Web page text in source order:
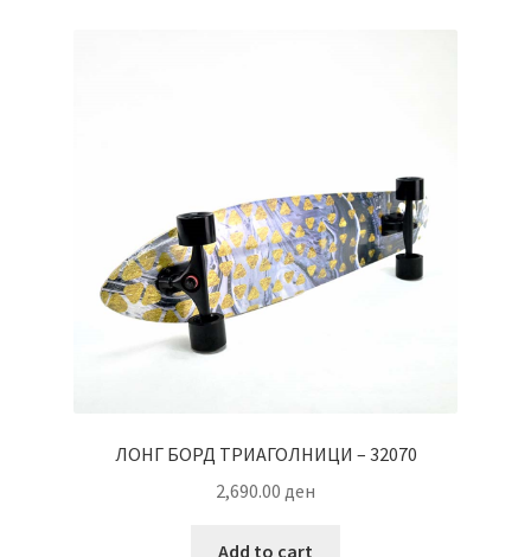
ЛОНГ БОРД ТРИАГОЛНИЦИ – 32070
2,690.00 ден
Add to cart